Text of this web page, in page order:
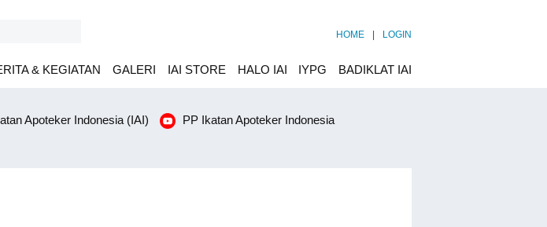
LOGIN
HOME
& KEGIATAN GALERI IAI STORE HALO IAI IYPG BADIKLAT IAI
Apoteker Indonesia (IAI) PP Ikatan Apoteker Indonesia